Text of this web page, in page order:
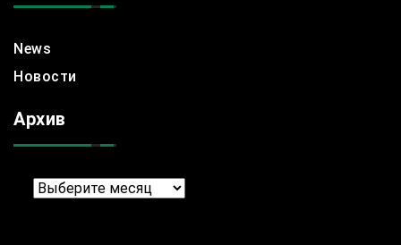
News
Новости
Архив
Архив